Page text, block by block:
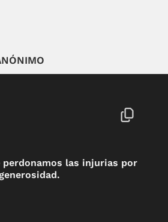
perdonamos las injurias por